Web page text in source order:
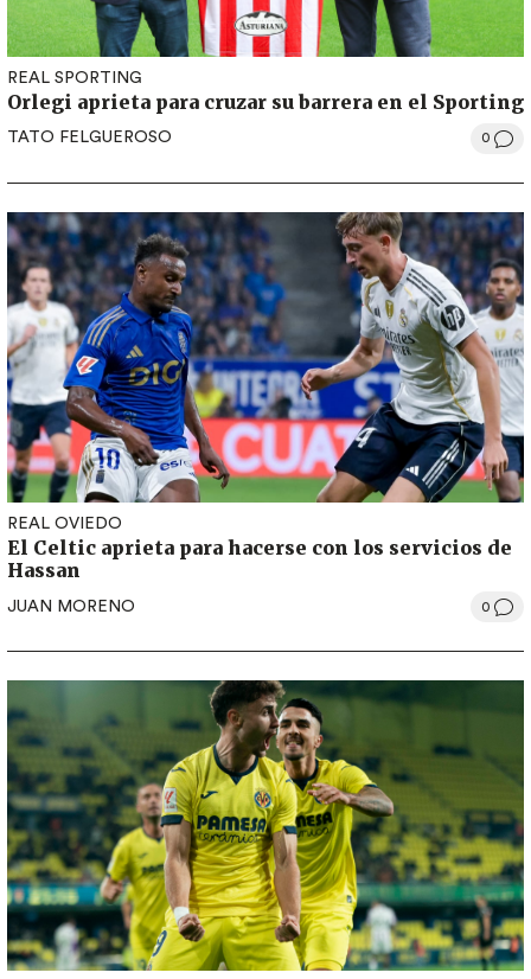
REAL SPORTING
Orlegi aprieta para cruzar su barrera en el Sporting
TATO FELGUEROSO 0
REAL OVIEDO
El Celtic aprieta para hacerse con los servicios de
Hassan
JUAN MORENO 0